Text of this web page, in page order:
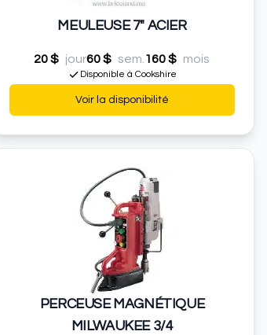
MEULEUSE 7" ACIER
20 $ jour60 $ sem. 160 $ mois
Disponible à Cookshire
Voir la disponibilité
PERCEUSE MAGNÉTIQUE
MILWAUKEE 3/4